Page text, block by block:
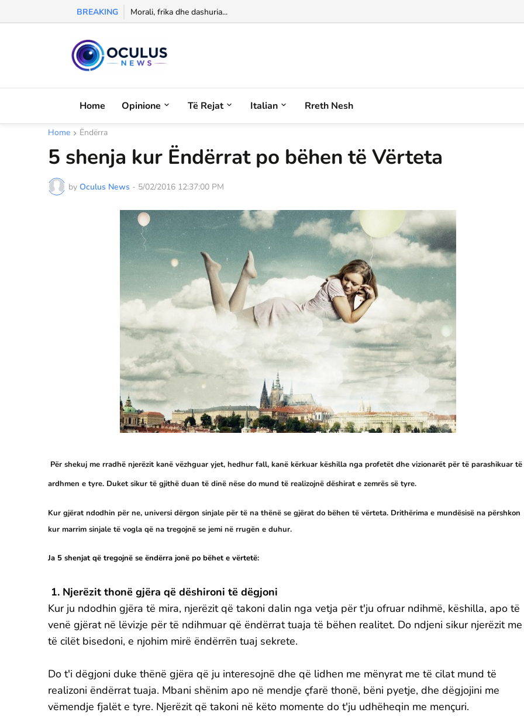
BREAKING Morali, frika dhe dashuria...
Home Opinione Të Rejat Italian Rreth Nesh
Home Ëndërra
5 shenja kur Ëndërrat po bëhen të Vërteta
by Oculus News - 5/02/2016 12:37:00 PM
Për shekuj me rradhë njerëzit kanë vëzhguar yjet, hedhur fall, kanë kërkuar këshilla nga profetët dhe vizionarët për të parashikuar të
ardhmen e tyre. Duket sikur të gjithë duan të dinë nëse do mund të realizojnë dëshirat e zemrës së tyre.
Kur gjërat ndodhin për ne, universi dërgon sinjale për të na thënë se gjërat do bëhen të vërteta. Drithërima e mundësisë na përshkon
kur marrim sinjale të vogla që na tregojnë se jemi në rrugën e duhur.
Ja 5 shenjat që tregojnë se ëndërra jonë po bëhet e vërtetë:
1. Njerëzit thonë gjëra që dëshironi të dëgjoni
Kur ju ndodhin gjëra të mira, njerëzit që takoni dalin nga vetja për t'ju ofruar ndihmë, këshilla, apo të
venë gjërat në lëvizje për të ndihmuar që ëndërrat tuaja të bëhen realitet. Do ndjeni sikur njerëzit me
të cilët bisedoni, e njohim mirë ëndërrën tuaj sekrete.
Do t'i dëgjoni duke thënë gjëra që ju interesojnë dhe që lidhen me mënyrat me të cilat mund të
realizoni ëndërrat tuaja. Mbani shënim apo në mendje çfarë thonë, bëni pyetje, dhe dëgjojini me
vëmendje fjalët e tyre. Njerëzit që takoni në këto momente do t'ju udhëheqin me mençuri.